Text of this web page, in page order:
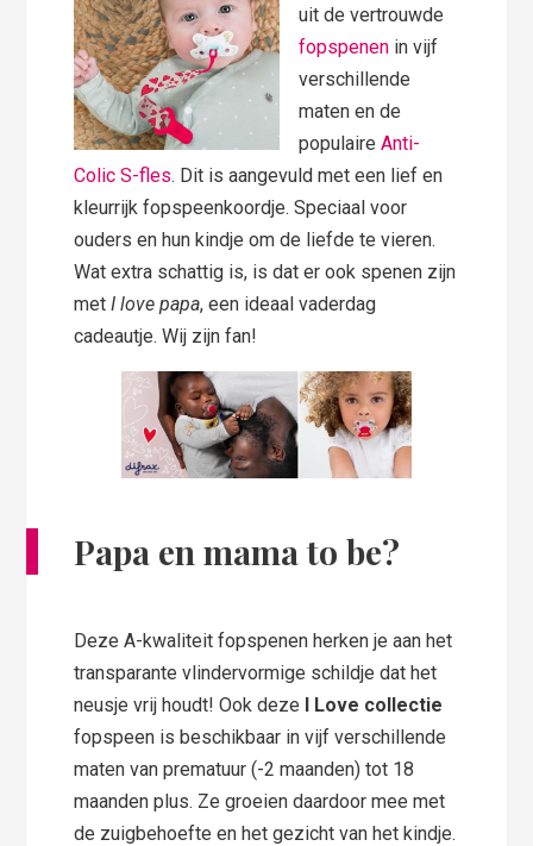
uit de vertrouwde
fopspenen in vijf
verschillende
maten en de
populaireAnti-
Colic S-fles. Dit is aangevuld met een lief en
kleurrijk fopspeenkoordje. Speciaal voor
ouders en hun kindje om de liefde te vieren.
Wat extra schattig is, is dat er ook spenen zijn
metI love papa, een ideaal vaderdag
cadeautje. Wij zijn fan!
Papa en mama to be?
Deze A-kwaliteit fopspenen herken je aan het
transparante vlindervormige schildje dat het
neusje vrij houdt! Ook deze I Love collectie
fopspeen is beschikbaar in vijf verschillende
maten van prematuur (-2 maanden) tot 18
maanden plus. Ze groeien daardoor mee met
de zuigbehoefte en het gezicht van het kindje.